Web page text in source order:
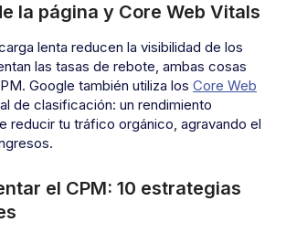
la página y Core Web Vitals
lenta reducen la visibilidad de los
las tasas de rebote, ambas cosas
Google también utiliza los Core Web
de clasificación: un rendimiento
reducir tu tráfico orgánico, agravando el
el CPM: 10 estrategias